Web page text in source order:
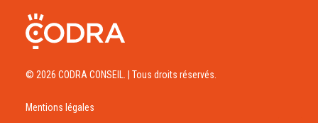
© 2026 CODRA CONSEIL. | Tous droits réservés.
Mentions légales